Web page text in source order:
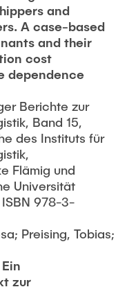
and
A case-based
and their
cost
dependence
Berichte zur
Band 15,
des Instituts für
Flämig und
Universität
978-3-
Preising, Tobias;
zur